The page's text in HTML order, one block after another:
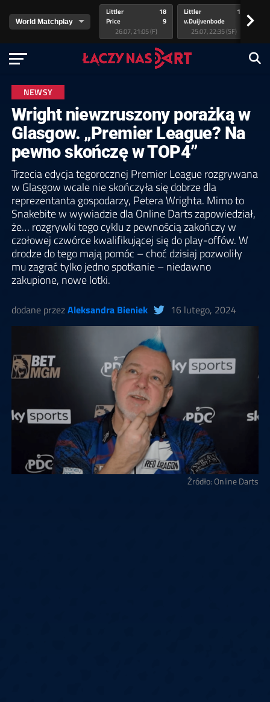
Littler
Price
18
9
26.07, 21:05 (F)
Littler
v.Duijvenbode
17
25.07, 22:35 (SF)
>
NEWSY
Wright niewzruszony porażką w
Glasgow. „Premier League? Na
pewno skończę w TOP4”
Trzecia edycja tegorocznej Premier League rozgrywana
w Glasgow wcale nie skończyła się dobrze dla
reprezentanta gospodarzy, Petera Wrighta. Mimo to
Snakebite w wywiadzie dla Online Darts zapowiedział,
że… rozgrywki tego cyklu z pewnością zakończy w
czołowej czwórce kwalifikującej się do play-offów. W
drodze do tego mają pomóc – choć dzisiaj pozwoliły
mu zagrać tylko jedno spotkanie – niedawno
zakupione, nowe lotki.
dodane przezAleksandra Bieniek 16 lutego, 2024
Źródło: Online Darts